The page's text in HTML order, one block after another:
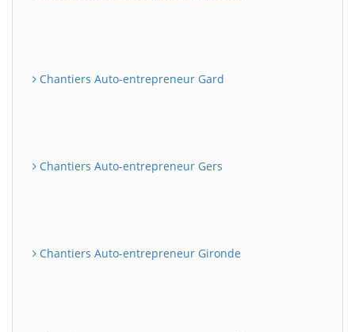
Chantiers Auto-entrepreneur Gard
Chantiers Auto-entrepreneur Gers
Chantiers Auto-entrepreneur Gironde